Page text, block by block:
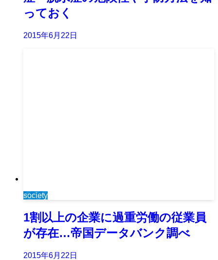
っておく
2015年6月22日
society
1割以上の企業に過重労働の従業員
が存在…帝国データバンク調べ
2015年6月22日